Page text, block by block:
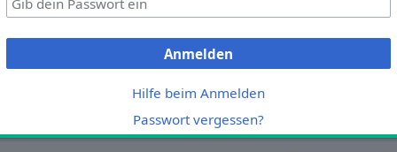
Anmelden
Hilfe beim Anmelden
Passwort vergessen?